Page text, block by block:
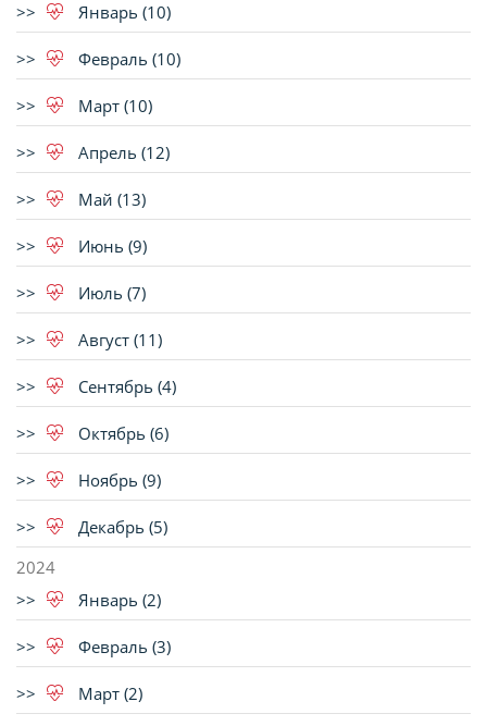
Январь (10)
Февраль (10)
Март (10)
Апрель (12)
Май (13)
Июнь (9)
Июль (7)
Август (11)
Сентябрь (4)
Октябрь (6)
Ноябрь (9)
Декабрь (5)
2024
Январь (2)
Февраль (3)
Март (2)